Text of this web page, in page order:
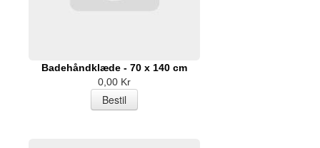
Badehåndklæde - 70 x 140 cm
0,00 Kr